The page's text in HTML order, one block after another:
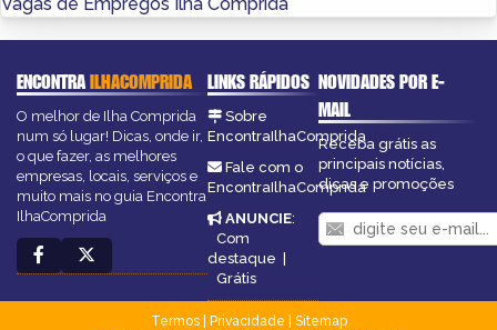
ENCONTRAILHACOMPRIDA
O melhor de Ilha Comprida
num só lugar! Dicas, onde ir,
o que fazer, as melhores
empresas, locais, serviços e
muito mais no guia Encontra
IlhaComprida
LINKS RÁPIDOS
Sobre
EncontraIlhaComprida
Fale com o
EncontraIlhaComprida
ANUNCIE:
Com
destaque
Grátis
NOVIDADES POR E-
MAIL
Receba grátis as
principais notícias,
dicas e promoções
Termos| Privacidade
Sitemap